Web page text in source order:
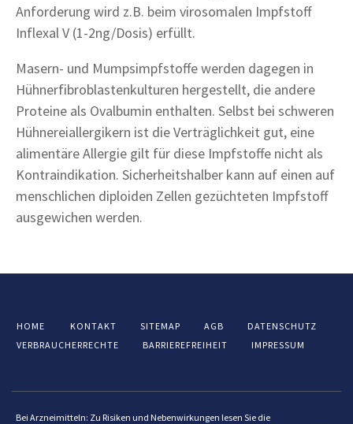
Anforderung wird z.B. beim virosomalen Impfstoff
Inflexal V (1-2ng/Dosis) erfüllt.
Masern- und Mumpsimpfstoffe werden dagegen in
Hühnerfibroblastenkulturen hergestellt, die andere
Proteine als Ovalbumin enthalten. Selbst bei schweren
Hühnereiallergikern ist die Verträglichkeit gut, eine
alimentäre Allergie gilt für diese Impfstoffe nicht als
Kontraindikation. Sicherheitshalber kann auf einen auf
menschlichen diploiden Zellen gezüchteten Impfstoff
ausgewichen werden.
HOME KONTAKT SITEMAP AGB
DATENSCHUTZ
VERBRAUCHERRECHTE
BARRIEREFREIHEIT IMPRESSUM
Bei Arzneimitteln: Zu Risiken und Nebenwirkungen lesen Sie die